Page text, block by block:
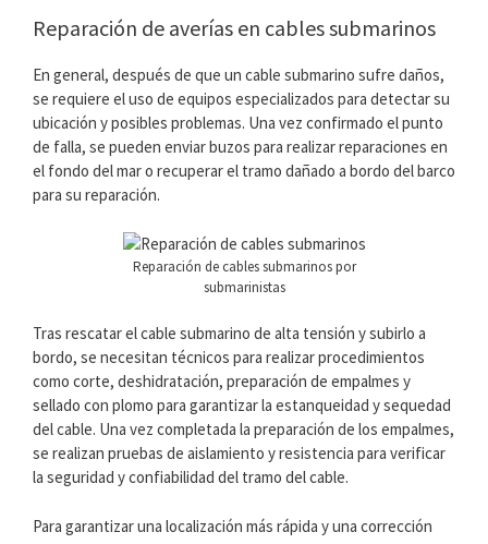
Reparación de averías en cables submarinos
En general, después de que un cable submarino sufre daños,
se requiere el uso de equipos especializados para detectar su
ubicación y posibles problemas. Una vez confirmado el punto
de falla, se pueden enviar buzos para realizar reparaciones en
el fondo del mar o recuperar el tramo dañado a bordo del barco
para su reparación.
Reparación de cables submarinos por
submarinistas
Tras rescatar el cable submarino de alta tensión y subirlo a
bordo, se necesitan técnicos para realizar procedimientos
como corte, deshidratación, preparación de empalmes y
sellado con plomo para garantizar la estanqueidad y sequedad
del cable. Una vez completada la preparación de los empalmes,
se realizan pruebas de aislamiento y resistencia para verificar
la seguridad y confiabilidad del tramo del cable.
Para garantizar una localización más rápida y una corrección